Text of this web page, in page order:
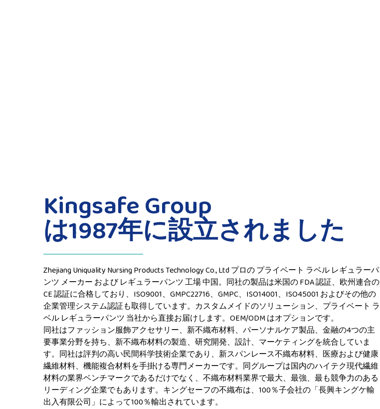
Kingsafe Group
は1987年に設立されました
Zhejiang Uniquality Nursing Products Technology Co., Ltd プロのプライベート ラベル レギュラーパ
ンツ メーカー およびレギュラーパンツ 工場中国。同社の製品は米国の FDA 認証、欧州連合の
CE 認証に合格しており、ISO9001、GMPC22716、GMPC、ISO14001、ISO45001 およびその他の
企業管理システム認証も取得しています。カスタムメイドのソリューション、プライベート ラ
ベル レギュラーパンツ 当社から直接お届けします。OEM/ODM はオプションです。
同社はファッション服飾アクセサリー、新不織布材料、パーソナルケア製品、金融の4つの主
要事業分野を持ち、新不織布材料の製造、研究開発、設計、マーケティングを統合していま
す。同社は評判の高い民間科学技術企業であり、新スパンレース不織布材料、医療および健康
繊維材料、機能複合材料を手掛ける専門メーカーです。同グループは国内のハイテク現代繊維
材料の業界ベンチマークであるだけでなく、不織布材料業界で最大、最強、最も競争力のある
リーディング企業でもあります。キングセーフの不織布は、100％子会社の「長興キングケ輸
出入有限公司」によって100％輸出されています。